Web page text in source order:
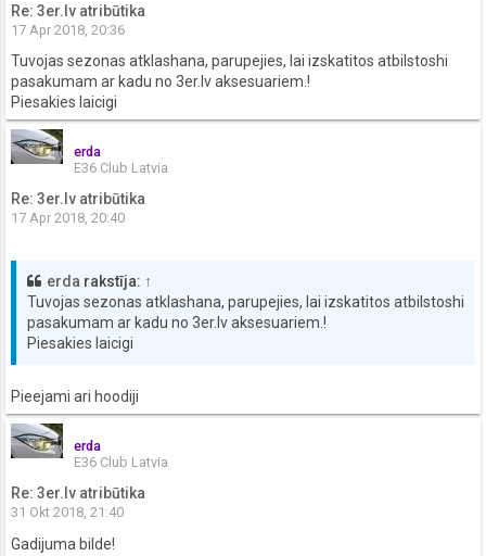
Re: 3er.lv atribūtika
17 Apr 2018, 20:36
Tuvojas sezonas atklashana, parupejies, lai izskatitos atbilstoshi
pasakumam ar kadu no 3er.lv aksesuariem.!
Piesakies laicigi
erda
E36 Club Latvia
Re: 3er.lv atribūtika
17 Apr 2018, 20:40
erda rakstīja: ↑
Tuvojas sezonas atklashana, parupejies, lai izskatitos atbilstoshi
pasakumam ar kadu no 3er.lv aksesuariem.!
Piesakies laicigi
Pieejami ari hoodiji
erda
E36 Club Latvia
Re: 3er.lv atribūtika
31 Okt 2018, 21:40
Gadijuma bilde!